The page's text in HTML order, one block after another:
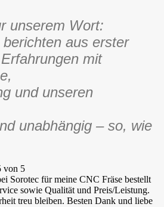
unserem Wort:
aus erster
mit
und unseren
unabhängig – so, wie
von 5
Sorotec für meine CNC Fräse bestellt
sowie Qualität und Preis/Leistung.
treu bleiben. Besten Dank und liebe